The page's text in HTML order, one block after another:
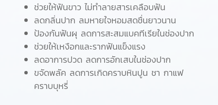
ช่วยให้ฟันขาว ไม่ทำลายสารเคลือบฟัน
ลดกลิ่นปาก ลมหายใจหอมสดชื่นยาวนาน
ป้องกันฟันผุ ลดการสะสมแบคทีเรียในช่องปาก
ช่วยให้เหงือกและรากฟันแข็งแรง
ลดอาการปวด ลดการอักเสบในช่องปาก
ขจัดพลัค ลดการเกิดคราบหินปูน ชา กาแฟ
คราบบุหรี่